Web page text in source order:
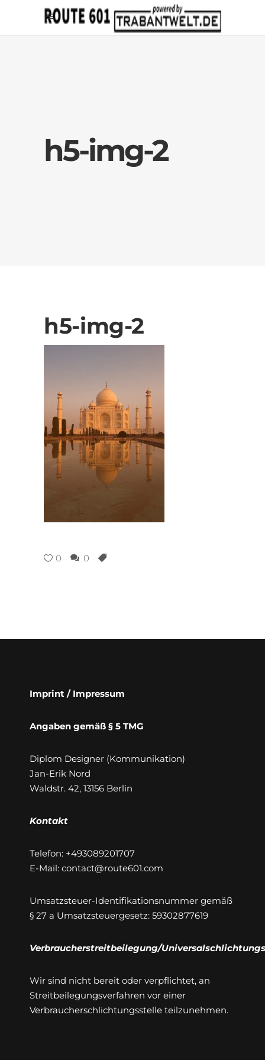
h5-img-2
h5-img-2
0 0
Imprint / Impressum
Angaben gemäß § 5 TMG
Diplom Designer (Kommunikation)
Jan-Erik Nord
Waldstr. 42, 13156 Berlin
Kontakt
Telefon: +493089201707
E-Mail: contact@route601.com
Umsatzsteuer-Identifikationsnummer gemäß
§ 27 a Umsatzsteuergesetz: 59302877619
Verbraucherstreitbeilegung/
Wir sind nicht bereit oder verpflichtet, an
Streitbeilegungsverfahren vor einer
Verbraucherschlichtungsstelle teilzunehmen.